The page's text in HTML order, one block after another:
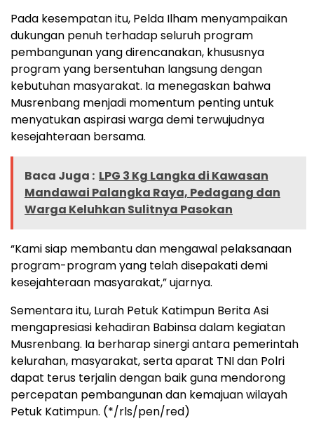
Pada kesempatan itu, Pelda Ilham menyampaikan
dukungan penuh terhadap seluruh program
pembangunan yang direncanakan, khususnya
program yang bersentuhan langsung dengan
kebutuhan masyarakat. Ia menegaskan bahwa
Musrenbang menjadi momentum penting untuk
menyatukan aspirasi warga demi terwujudnya
kesejahteraan bersama.
Baca Juga : LPG 3 Kg Langka di Kawasan
Mandawai Palangka Raya, Pedagang dan
Warga Keluhkan Sulitnya Pasokan
“Kami siap membantu dan mengawal pelaksanaan
program-program yang telah disepakati demi
kesejahteraan masyarakat,” ujarnya.
Sementara itu, Lurah Petuk Katimpun Berita Asi
mengapresiasi kehadiran Babinsa dalam kegiatan
Musrenbang. Ia berharap sinergi antara pemerintah
kelurahan, masyarakat, serta aparat TNI dan Polri
dapat terus terjalin dengan baik guna mendorong
percepatan pembangunan dan kemajuan wilayah
Petuk Katimpun. (*/rls/pen/red)